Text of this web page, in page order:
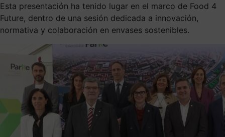
Esta presentación ha tenido lugar en el marco de Food 4
Future, dentro de una sesión dedicada a innovación,
normativa y colaboración en envases sostenibles.